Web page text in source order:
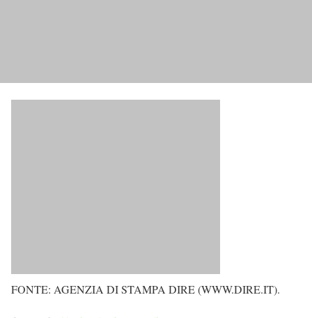
FONTE: AGENZIA DI STAMPA DIRE (WWW.DIRE.IT).